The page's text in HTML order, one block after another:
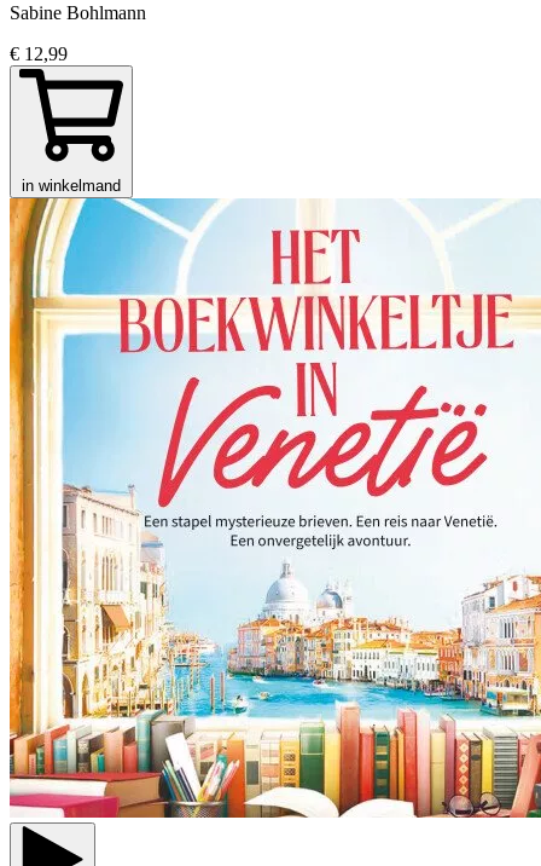
Sabine Bohlmann
€ 12,99
in winkelmand